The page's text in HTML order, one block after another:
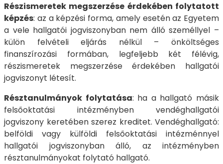
Részismeretek megszerzése érdekében folytatott
képzés: az a képzési forma, amely esetén az Egyetem
a vele hallgatói jogviszonyban nem álló személlyel –
külön felvételi eljárás nélkül – önköltséges
finanszírozási formában, legfeljebb két félévig,
részismeretek megszerzése érdekében hallgatói
jogviszonyt létesít.
Résztanulmányok folytatása: ha a hallgató másik
felsőoktatási intézményben vendéghallgatói
jogviszony keretében szerez kreditet. Vendéghallgató:
belföldi vagy külföldi felsőoktatási intézménnyel
hallgatói jogviszonyban álló, az intézményben
résztanulmányokat folytató hallgató.